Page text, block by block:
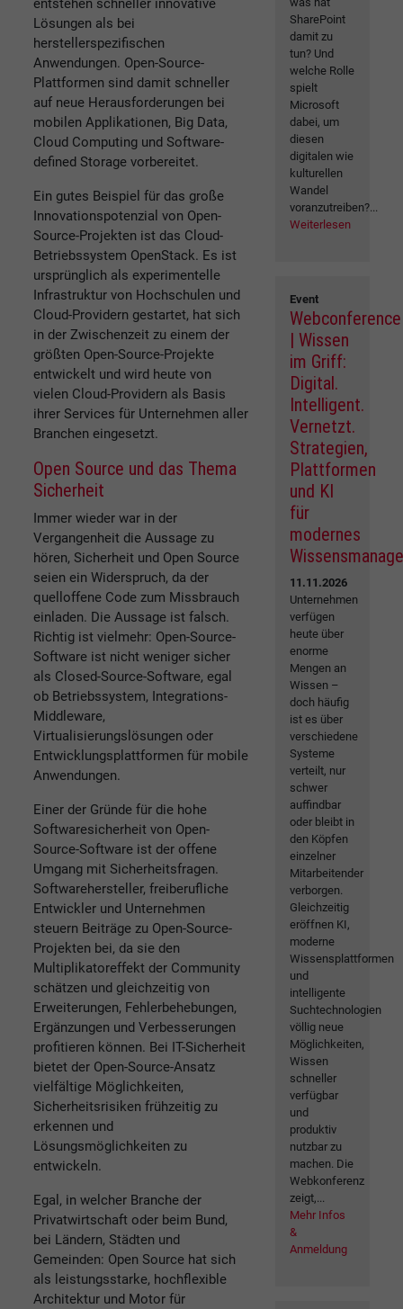
entstehen schneller innovative
Lösungen als bei
herstellerspezifischen
Anwendungen. Open-Source-
Plattformen sind damit schneller
auf neue Herausforderungen bei
mobilen Applikationen, Big Data,
Cloud Computing und Software-
defined Storage vorbereitet.
Ein gutes Beispiel für das große
Innovationspotenzial von Open-
Source-Projekten ist das Cloud-
Betriebssystem OpenStack. Es ist
ursprünglich als experimentelle
Infrastruktur von Hochschulen und
Cloud-Providern gestartet, hat sich
in der Zwischenzeit zu einem der
größten Open-Source-Projekte
entwickelt und wird heute von
vielen Cloud-Providern als Basis
ihrer Services für Unternehmen aller
Branchen eingesetzt.
Open Source und das Thema
Sicherheit
Immer wieder war in der
Vergangenheit die Aussage zu
hören, Sicherheit und Open Source
seien ein Widerspruch, da der
quelloffene Code zum Missbrauch
einladen. Die Aussage ist falsch.
Richtig ist vielmehr: Open-Source-
Software ist nicht weniger sicher
als Closed-Source-Software, egal
ob Betriebssystem, Integrations-
Middleware,
Virtualisierungslösungen oder
Entwicklungsplattformen für mobile
Anwendungen.
Einer der Gründe für die hohe
Softwaresicherheit von Open-
Source-Software ist der offene
Umgang mit Sicherheitsfragen.
Softwarehersteller, freiberufliche
Entwickler und Unternehmen
steuern Beiträge zu Open-Source-
Projekten bei, da sie den
Multiplikatoreffekt der Community
schätzen und gleichzeitig von
Erweiterungen, Fehlerbehebungen,
Ergänzungen und Verbesserungen
profitieren können. Bei IT-Sicherheit
bietet der Open-Source-Ansatz
vielfältige Möglichkeiten,
Sicherheitsrisiken frühzeitig zu
erkennen und
Lösungsmöglichkeiten zu
entwickeln.
Egal, in welcher Branche der
Privatwirtschaft oder beim Bund,
bei Ländern, Städten und
Gemeinden: Open Source hat sich
als leistungsstarke, hochflexible
Architektur und Motor für
SharePoint
damit zu
tun? Und
welche Rolle
spielt
Microsoft
dabei, um
diesen
digitalen wie
kulturellen
Wandel
voranzutreiben?...
Weiterlesen
Event
Webconference
| Wissen
im Griff:
Digital.
Intelligent.
Vernetzt.
Strategien,
Plattformen
und KI
für
modernes
11.11.2026
Unternehmen
verfügen
heute über
enorme
Mengen an
Wissen –
doch häufig
ist es über
verschiedene
Systeme
verteilt, nur
schwer
auffindbar
oder bleibt in
den Köpfen
einzelner
Mitarbeitender
verborgen.
Gleichzeitig
eröffnen KI,
moderne
Wissensplattformen
und
intelligente
Suchtechnologien
völlig neue
Möglichkeiten,
Wissen
schneller
verfügbar
und
produktiv
nutzbar zu
machen. Die
Webkonferenz
zeigt,...
Mehr Infos
&
Anmeldung